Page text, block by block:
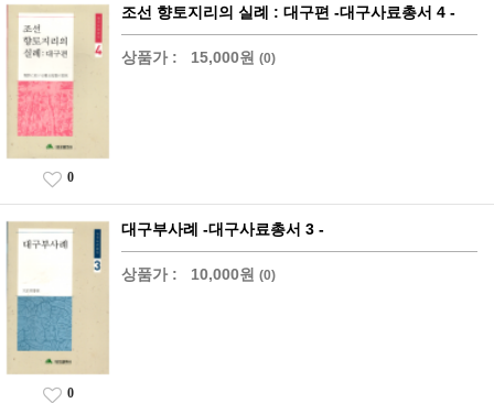
조선 향토지리의 실례 : 대구편 -대구사료총서 4 -
상품가 : 15,000원 (0)
0
대구부사례 -대구사료총서 3 -
상품가 : 10,000원 (0)
0